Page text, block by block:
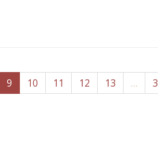
9 10 11 12 13 …